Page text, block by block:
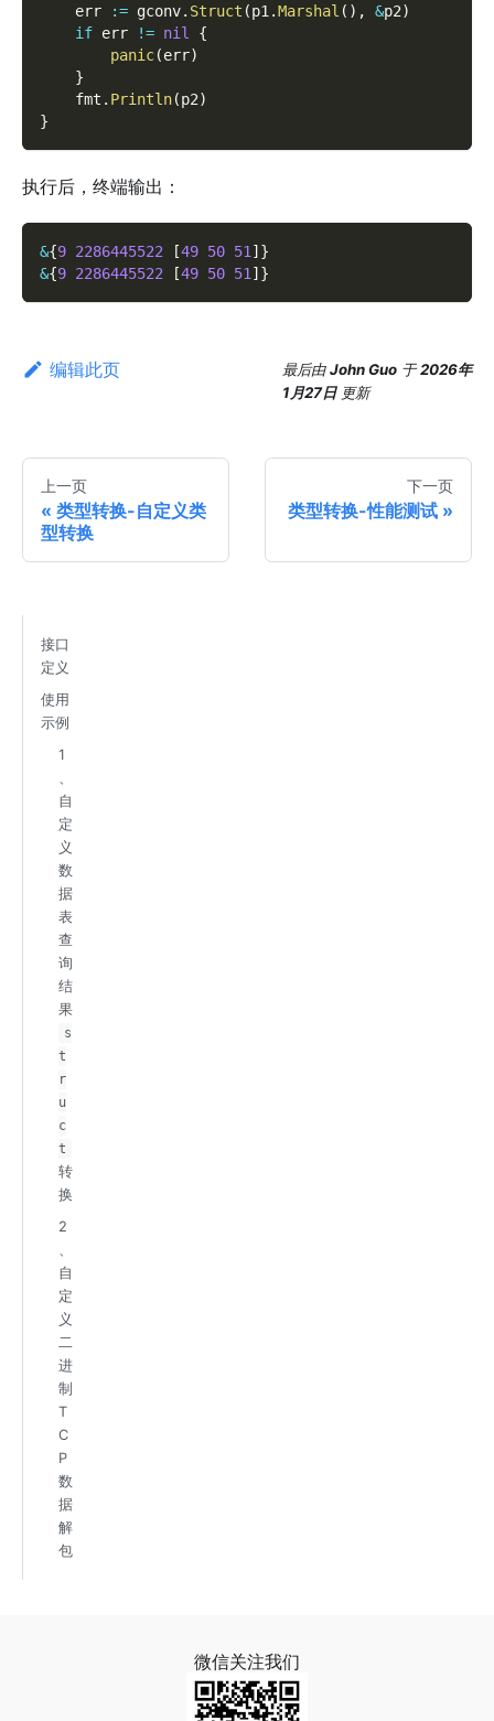
    err
:= gconv. Struct (p1 .Marshal ( ) , &p2)
if err != nil
{
panic(err)
}
    fmt
. Println(p2)
}
执行后，终端输出：
&{9 2286445522 [49 50 51 ] }
&{9 2286445522 [49 50 51 ] }
编辑此页 最后由John Guo 于2026年
1月27日 更新
上一页
类型转换-自定义类
型转换
下一页
类型转换-性能测试
接口
定义
使用
示例
1
、
自
定
义
数
据
表
查
询
结
果
s
t
r
u
c
t
转
换
2
、
自
定
义
二
进
制
T
C
P
数
据
解
包
微信关注我们